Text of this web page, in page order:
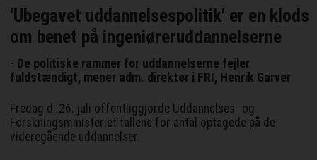
'Ubegavet uddannelsespolitik' er en klods
om benet på ingeniøreruddannelserne
- De politiske rammer for uddannelserne fejler
fuldstændigt, mener adm. direktør i FRI, Henrik Garver
Fredag d. 26. juli offentliggjorde Uddannelses- og
Forskningsministeriet tallene for antal optagede på de
videregående uddannelser.